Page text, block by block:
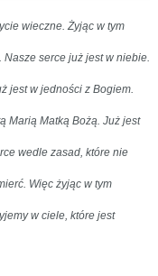
wieczne. Żyjąc w tym
serce już jest w niebie.
jest w jedności z Bogiem.
Marią Matką Bożą. Już jest
wedle zasad, które nie
Więc żyjąc w tym
w ciele, które jest